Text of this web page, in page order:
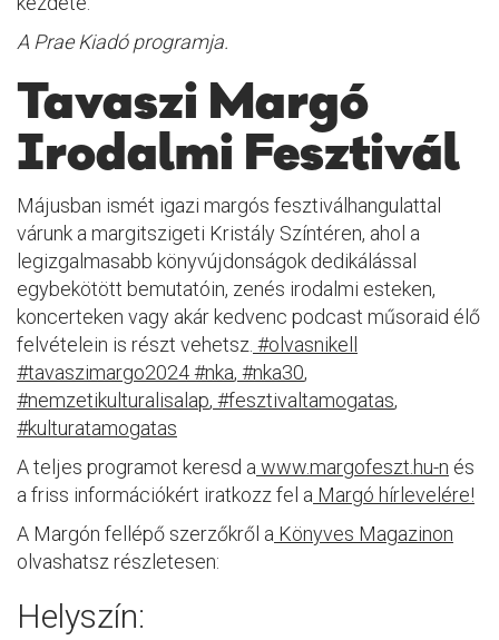
A Prae Kiadó programja.
Tavaszi Margó
Irodalmi Fesztivál
Májusban ismét igazi margós fesztiválhangulattal
várunk a margitszigeti Kristály Színtéren, ahol a
legizgalmasabb könyvújdonságok dedikálással
egybekötött bemutatóin, zenés irodalmi esteken,
koncerteken vagy akár kedvenc podcast műsoraid élő
felvételein is részt vehetsz. #olvasnikell
#tavaszimargo2024#nka, #nka30,
#nemzetikulturalisalap, #fesztivaltamogatas,
#kulturatamogatas
A teljes programot keresd a www.margofeszt.hu-n és
a friss információkért iratkozz fel a Margó hírlevelére!
A Margón fellépő szerzőkről a Könyves Magazinon
olvashatsz részletesen:
Helyszín: